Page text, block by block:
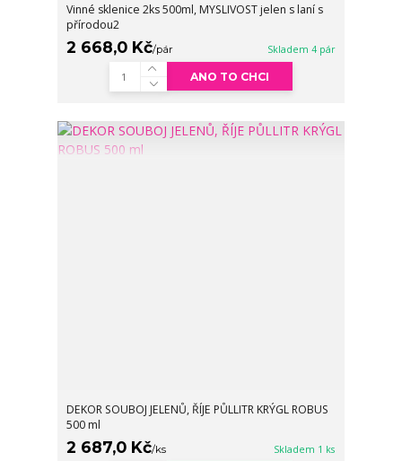
Vinné sklenice 2ks 500ml, MYSLIVOST jelen s laní s
přírodou2
2 668,0 Kč/pár Skladem 4 pár
ANO TO CHCI
DEKOR SOUBOJ JELENŮ, ŘÍJE PŮLLITR KRÝGL ROBUS
500 ml
2 687,0 Kč/ks Skladem 1 ks